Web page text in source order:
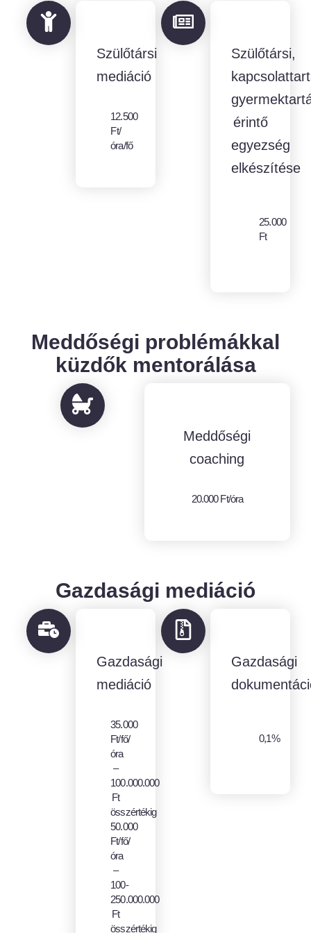
Szülőtársi
mediáció
12.500
Ft/
óra/fő
Szülőtársi,
érintő
egyezség
elkészítése
25.000
Ft
Meddőségi problémákkal
küzdők mentorálása
Meddőségi
coaching
20.000 Ft/óra
Gazdasági mediáció
Gazdasági
mediáció
35.000
Ft/fő/
óra
–
100.000.000
Ft
összértékig
50.000
Ft/fő/
óra
–
100-
250.000.000
Ft
összértékig
Gazdasági
0,1%